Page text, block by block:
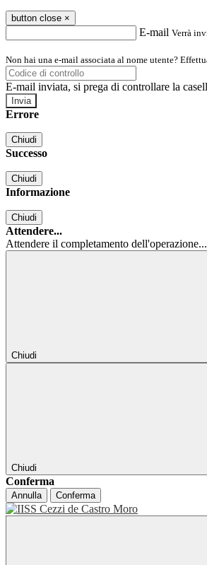
button close ×
E-mail Verrà
Non hai una e-mail associata al nome utente?
E-mail inviata, si prega di controllare la
Errore
Chiudi
Successo
Chiudi
Informazione
Chiudi
Attendere...
Attendere il completamento dell'operazione...
Chiudi
Chiudi
Conferma
Annulla Conferma